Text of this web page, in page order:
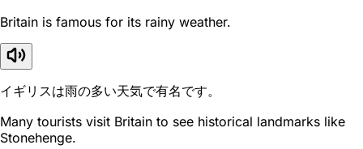
Britain is famous for its rainy weather.
イギリスは雨の多い天気で有名です。
Many tourists visit Britain to see historical landmarks like
Stonehenge.